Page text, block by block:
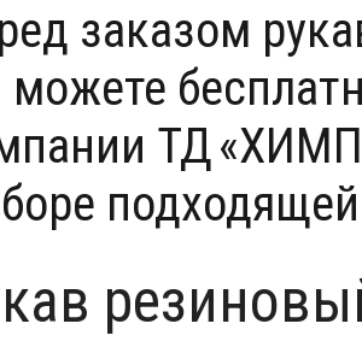
заказом
ТД